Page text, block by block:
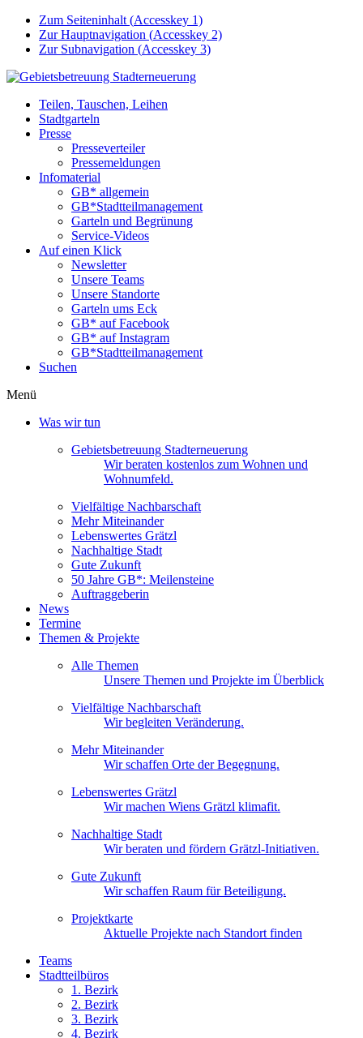
Zum Seiteninhalt (Accesskey 1)
Zur Hauptnavigation (Accesskey 2)
Zur Subnavigation (Accesskey 3)
Teilen, Tauschen, Leihen
Stadtgarteln
Presse
Presseverteiler
Pressemeldungen
Infomaterial
GB* allgemein
GB*Stadtteilmanagement
Garteln und Begrünung
Service-Videos
Auf einen Klick
Newsletter
Unsere Teams
Unsere Standorte
Garteln ums Eck
GB* auf Facebook
GB* auf Instagram
GB*Stadtteilmanagement
Suchen
Menü
Was wir tun
Gebietsbetreuung Stadterneuerung
Wir beraten kostenlos zum Wohnen und
Wohnumfeld.
Vielfältige Nachbarschaft
Mehr Miteinander
Lebenswertes Grätzl
Nachhaltige Stadt
Gute Zukunft
50 Jahre GB*: Meilensteine
Auftraggeberin
News
Termine
Themen & Projekte
Alle Themen
Unsere Themen und Projekte im Überblick
Vielfältige Nachbarschaft
Wir begleiten Veränderung.
Mehr Miteinander
Wir schaffen Orte der Begegnung.
Lebenswertes Grätzl
Wir machen Wiens Grätzl klimafit.
Nachhaltige Stadt
Wir beraten und fördern Grätzl-Initiativen.
Gute Zukunft
Wir schaffen Raum für Beteiligung.
Projektkarte
Aktuelle Projekte nach Standort finden
Teams
Stadtteilbüros
1. Bezirk
2. Bezirk
3. Bezirk
4. Bezirk